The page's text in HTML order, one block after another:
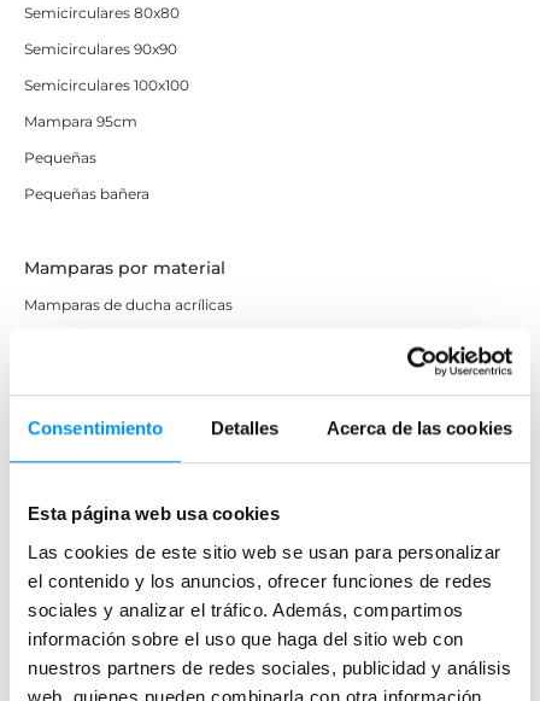
Consentimiento Detalles Acerca de las cookies
Esta página web usa cookies
Las cookies de este sitio web se usan para personalizar
el contenido y los anuncios, ofrecer funciones de redes
sociales y analizar el tráfico. Además, compartimos
información sobre el uso que haga del sitio web con
nuestros partners de redes sociales, publicidad y análisis
web, quienes pueden combinarla con otra información
Semicirculares 80x80
Semicirculares 90x90
Semicirculares 100x100
Mampara 95cm
Pequeñas
Pequeñas bañera
Mamparas por material
Mamparas de ducha acrílicas
Mamparas de cristal opaco (Mate)
Mamparas por estilo
Mamparas sin perfiles
Mamparas sin perfiles correderas